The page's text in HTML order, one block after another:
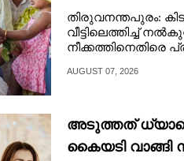
അജണ്ടയുടെ
തിരുവനന്തപുരം:
വീട്ടിലെത്തിച്ച്
നീക്കത്തിനെതിരെ
AUGUST 07, 2026
അടുത്തത്
കൈയടി വാങ്ങി